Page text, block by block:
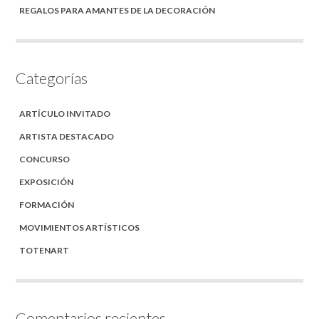
REGALOS PARA AMANTES DE LA DECORACIÓN
Categorías
ARTÍCULO INVITADO
ARTISTA DESTACADO
CONCURSO
EXPOSICIÓN
FORMACIÓN
MOVIMIENTOS ARTÍSTICOS
TOTENART